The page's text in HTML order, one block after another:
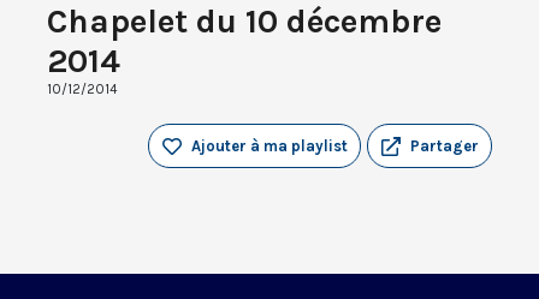
Chapelet du 10 décembre
2014
10/12/2014
Partager
Ajouter à ma playlist